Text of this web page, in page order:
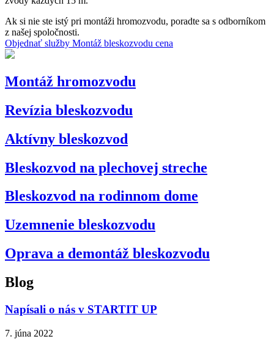
Ak si nie ste istý pri montáži hromozvodu, poradte sa s odborníkom
z našej spoločnosti.
Objednať služby Montáž bleskozvodu cena
Montáž hromozvodu
Revízia bleskozvodu
Aktívny bleskozvod
Bleskozvod na plechovej streche
Bleskozvod na rodinnom dome
Uzemnenie bleskozvodu
Oprava a demontáž bleskozvodu
Blog
Napísali o nás v STARTIT UP
7. júna 2022